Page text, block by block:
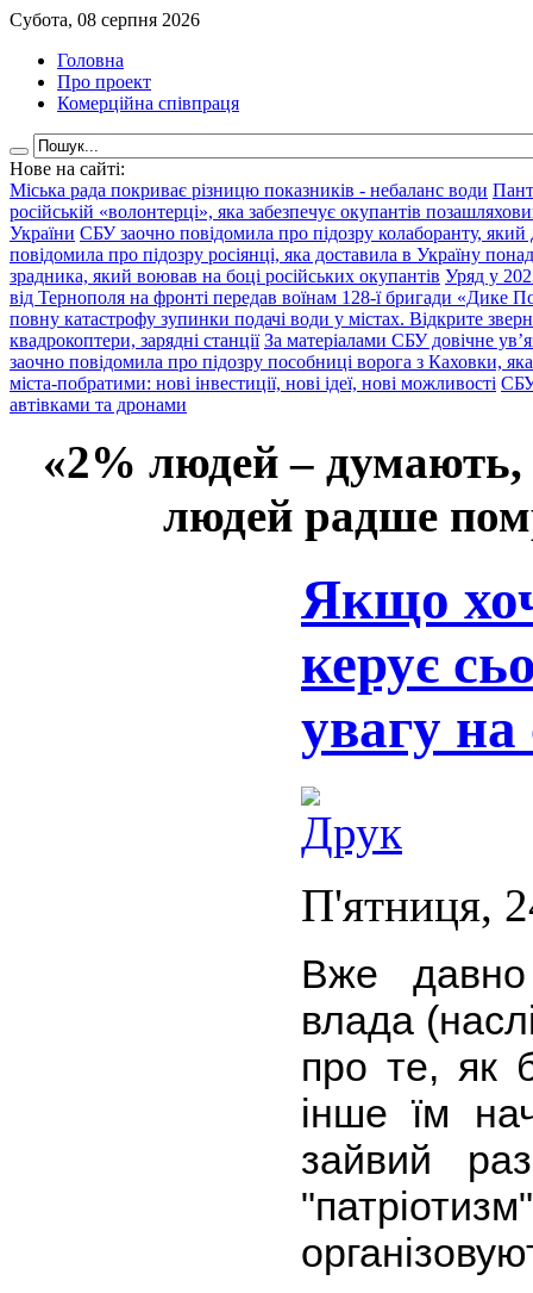
Субота, 08 серпня 2026
Головна
Про проект
Комерційна співпраця
Нове на сайті:
Міська рада покриває різницю показників - небаланс води
російській «волонтерці», яка забезпечує окупантів
України СБУ заочно повідомила про підозру колаборанту,
повідомила про підозру росіянці, яка доставила в Україну
зрадника, який воював на боці російських окупантів Уряд у
від Тернополя на фронті передав воїнам 128-ї бригади «Дике
повну катастрофу зупинки подачі води у містах. Відкрите
квадрокоптери, зарядні станції За матеріалами СБУ довічне
заочно повідомила про підозру пособниці ворога з Каховки,
міста-побратими: нові інвестиції, нові ідеї, нові можливості СБУ
автівками та дронами
«2% людей –
людей радше
Якщо
керує
увагу на
П'ятниця,
Вже давно
влада
про те, як
інше їм
зайвий